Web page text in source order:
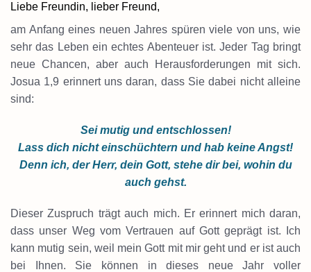
Liebe Freundin, lieber Freund,
am Anfang eines neuen Jahres spüren viele von uns, wie
sehr das Leben ein echtes Abenteuer ist. Jeder Tag bringt
neue Chancen, aber auch Herausforderungen mit sich.
Josua 1,9 erinnert uns daran, dass Sie dabei nicht alleine
sind:
Sei mutig und entschlossen!
Lass dich nicht einschüchtern und hab keine Angst!
Denn ich, der Herr, dein Gott, stehe dir bei, wohin du
auch gehst.
Dieser Zuspruch trägt auch mich. Er erinnert mich daran,
dass unser Weg vom Vertrauen auf Gott geprägt ist. Ich
kann mutig sein, weil mein Gott mit mir geht und er ist auch
bei Ihnen. Sie können in dieses neue Jahr voller